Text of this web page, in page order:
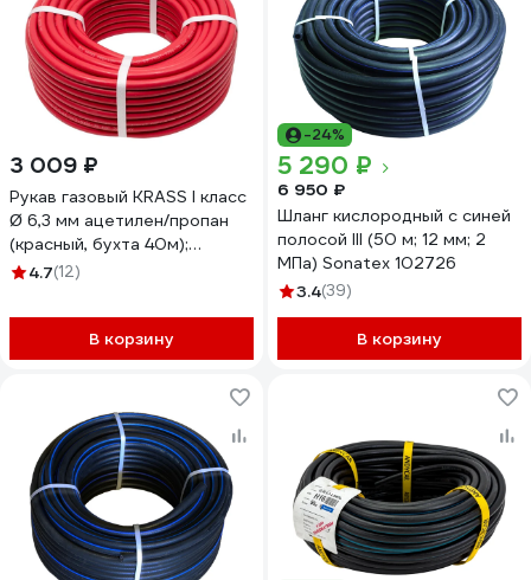
3 009 ₽
Рукав газовый KRASS I класс
Ø 6,3 мм ацетилен/пропан
(красный, бухта 40м);
2921004SB
4.7(12)
В корзину
-24%
5 290 ₽
6 950 ₽
Шланг кислородный с синей
полосой III (50 м; 12 мм; 2
МПа) Sonatex 102726
3.4(39)
В корзину